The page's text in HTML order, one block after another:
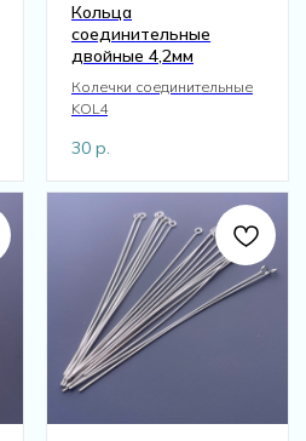
Кольца
соединительные
двойные 4,2мм
Колечки соединительные
KOL4
30 р.